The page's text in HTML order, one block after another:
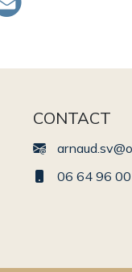
CONTACT
06 64 96